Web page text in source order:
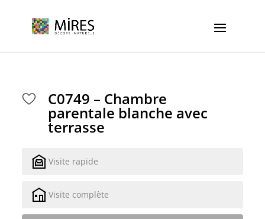
C0749 – Chambre
parentale blanche avec
terrasse
Visite rapide
Visite complète